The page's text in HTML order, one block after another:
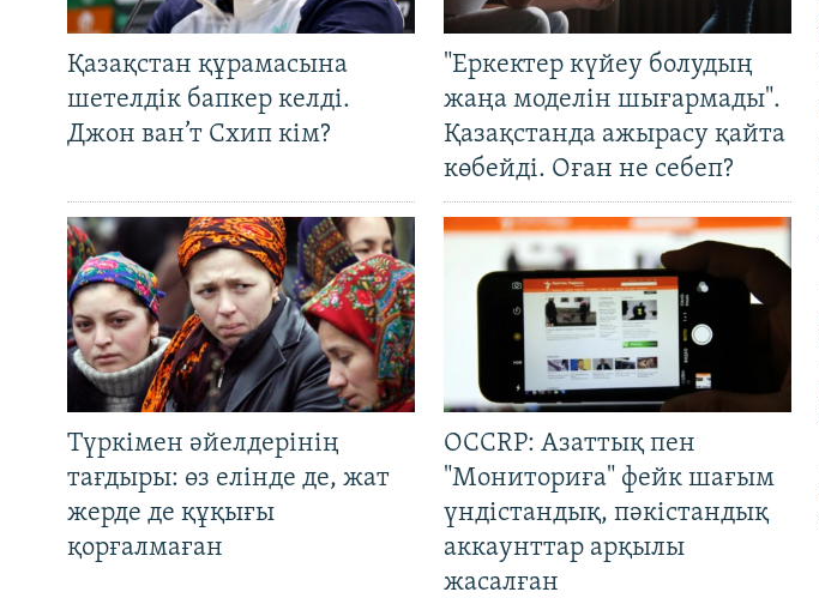
Қазақстан құрамасына
шетелдік бапкер келді.
Джон ван’т Схип кім?
"Еркектер күйеу болудың
жаңа моделін шығармады".
Қазақстанда ажырасу қайта
көбейді. Оған не себеп?
Түркімен әйелдерінің
тағдыры: өз елінде де, жат
жерде де құқығы
қорғалмаған
OCCRP: Азаттық пен
"Мониториға" фейк шағым
үндістандық, пәкістандық
аккаунттар арқылы
жасалған